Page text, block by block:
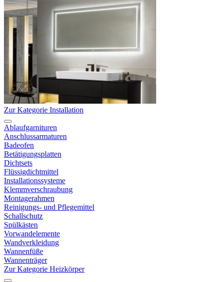
Zur Kategorie Installation
Ablaufgarnituren
Anschlussarmaturen
Badeofen
Betätigungsplatten
Dichtsets
Flüssigdichtmittel
Installationssysteme
Klemmverschraubung
Montagerahmen
Reinigungs- und Pflegemittel
Schallschutz
Spülkästen
Vorwandelemente
Wandverkleidung
Wannenfüße
Wannenträger
Zur Kategorie Heizkörper